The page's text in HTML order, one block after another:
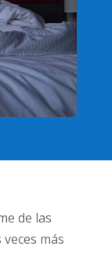
de las
más